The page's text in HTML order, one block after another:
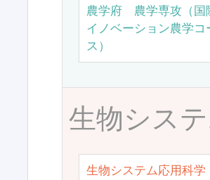
農学府 農学専攻（国
イノベーション農学コ
ス）
生物シス
生物システム応用科学